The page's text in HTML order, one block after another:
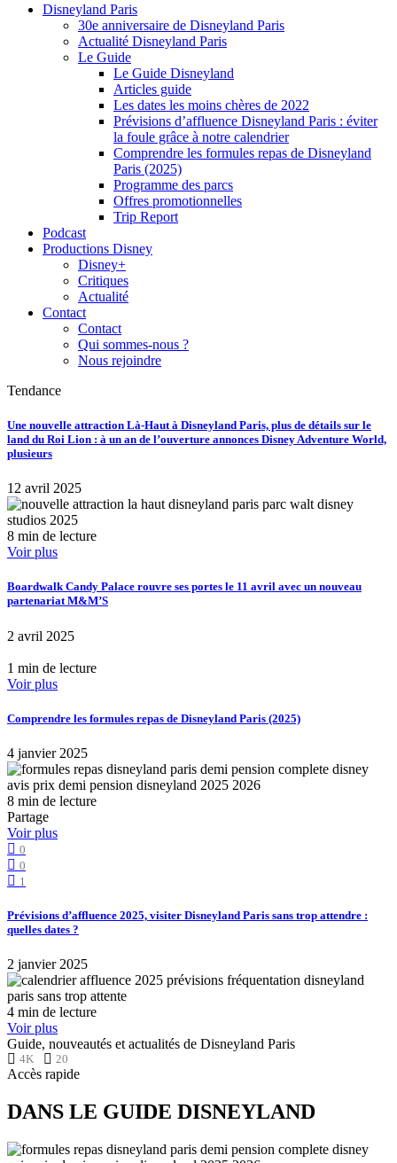
Disneyland Paris
30e anniversaire de Disneyland Paris
Actualité Disneyland Paris
Le Guide
Le Guide Disneyland
Articles guide
Les dates les moins chères de 2022
Prévisions d’affluence Disneyland Paris : éviter
la foule grâce à notre calendrier
Comprendre les formules repas de Disneyland
Paris (2025)
Programme des parcs
Offres promotionnelles
Trip Report
Podcast
Productions Disney
Disney+
Critiques
Actualité
Contact
Contact
Qui sommes-nous ?
Nous rejoindre
Tendance
Une nouvelle attraction Là-Haut à Disneyland Paris, plus de détails sur le
land du Roi Lion : à un an de l’ouverture annonces Disney Adventure World,
plusieurs
12 avril 2025
8 min de lecture
Voir plus
Boardwalk Candy Palace rouvre ses portes le 11 avril avec un nouveau
partenariat M&M’S
2 avril 2025
1 min de lecture
Voir plus
Comprendre les formules repas de Disneyland Paris (2025)
4 janvier 2025
8 min de lecture
Partage
Voir plus
0
0
1
Prévisions d’affluence 2025, visiter Disneyland Paris sans trop attendre :
quelles dates ?
2 janvier 2025
4 min de lecture
Voir plus
Guide, nouveautés et actualités de Disneyland Paris
4K 20
Accès rapide
DANS LE GUIDE DISNEYLAND